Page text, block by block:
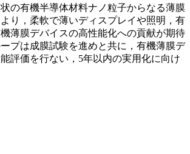
の有機半導体材料ナノ粒子からなる薄膜
り，柔軟で薄いディスプレイや照明，有
薄膜デバイスの高性能化への貢献が期待
プは成膜試験を進めと共に，有機薄膜デ
評価を行ない，5年以内の実用化に向け